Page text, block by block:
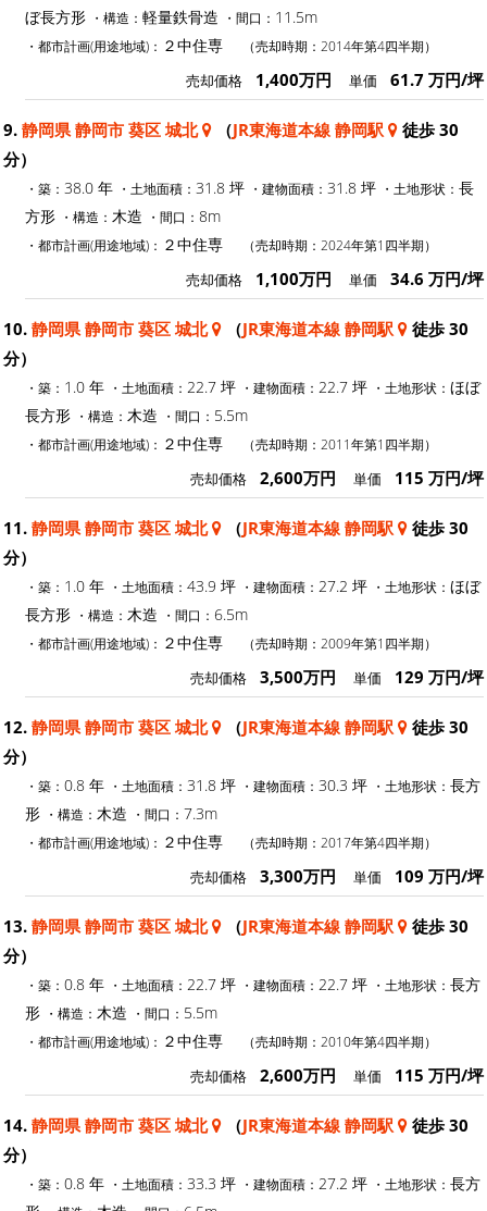
ぼ長方形 ・構造： 軽量鉄骨造 ・間口： 11.5m
・都市計画(用途地域)： ２中住専 （売却時期：2014年第4四半期）
売却価格 1,400万円 単価 61.7 万円/坪
9. 静岡県 静岡市 葵区 城北 （JR東海道本線 静岡駅
徒歩 30
分）
・築： 38.0 年 ・土地面積： 31.8 坪 ・建物面積： 31.8 坪 ・土地形状： 長
方形 ・構造： 木造 ・間口： 8m
・都市計画(用途地域)： ２中住専 （売却時期：2024年第1四半期）
売却価格 1,100万円 単価 34.6 万円/坪
10. 静岡県 静岡市 葵区 城北 （JR東海道本線 静岡駅
徒歩 30
分）
・築： 1.0 年 ・土地面積： 22.7 坪 ・建物面積： 22.7 坪 ・土地形状： ほぼ
長方形 ・構造： 木造 ・間口： 5.5m
・都市計画(用途地域)： ２中住専 （売却時期：2011年第1四半期）
売却価格 2,600万円 単価 115 万円/坪
11. 静岡県 静岡市 葵区 城北 （JR東海道本線 静岡駅
徒歩 30
分）
・築： 1.0 年 ・土地面積： 43.9 坪 ・建物面積： 27.2 坪 ・土地形状： ほぼ
長方形 ・構造： 木造 ・間口： 6.5m
・都市計画(用途地域)： ２中住専 （売却時期：2009年第1四半期）
売却価格 3,500万円 単価 129 万円/坪
12. 静岡県 静岡市 葵区 城北 （JR東海道本線 静岡駅
徒歩 30
分）
・築： 0.8 年 ・土地面積： 31.8 坪 ・建物面積： 30.3 坪 ・土地形状： 長方
形 ・構造： 木造 ・間口： 7.3m
・都市計画(用途地域)： ２中住専 （売却時期：2017年第4四半期）
売却価格 3,300万円 単価 109 万円/坪
13. 静岡県 静岡市 葵区 城北 （JR東海道本線 静岡駅
徒歩 30
分）
・築： 0.8 年 ・土地面積： 22.7 坪 ・建物面積： 22.7 坪 ・土地形状： 長方
形 ・構造： 木造 ・間口： 5.5m
・都市計画(用途地域)： ２中住専 （売却時期：2010年第4四半期）
売却価格 2,600万円 単価 115 万円/坪
14. 静岡県 静岡市 葵区 城北 （JR東海道本線 静岡駅
徒歩 30
分）
・築： 0.8 年 ・土地面積： 33.3 坪 ・建物面積： 27.2 坪 ・土地形状： 長方